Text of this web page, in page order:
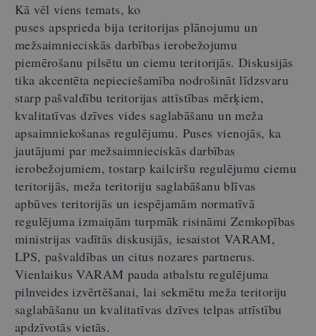
Kā vēl viens temats, ko
puses apsprieda bija teritorijas plānojumu un
mežsaimnieciskās darbības ierobežojumu
piemērošanu pilsētu un ciemu teritorijās. Diskusijās
tika akcentēta nepieciešamība nodrošināt līdzsvaru
starp pašvaldību teritorijas attīstības mērķiem,
kvalitatīvas dzīves vides saglabāšanu un meža
apsaimniekošanas regulējumu. Puses vienojās, ka
jautājumi par mežsaimnieciskās darbības
ierobežojumiem, tostarp kailciršu regulējumu ciemu
teritorijās, meža teritoriju saglabāšanu blīvas
apbūves teritorijās un iespējamām normatīvā
regulējuma izmaiņām turpmāk risināmi Zemkopības
ministrijas vadītās diskusijās, iesaistot VARAM,
LPS, pašvaldības un citus nozares partnerus.
Vienlaikus VARAM pauda atbalstu regulējuma
pilnveides izvērtēšanai, lai sekmētu meža teritoriju
saglabāšanu un kvalitatīvas dzīves telpas attīstību
apdzīvotās vietās.